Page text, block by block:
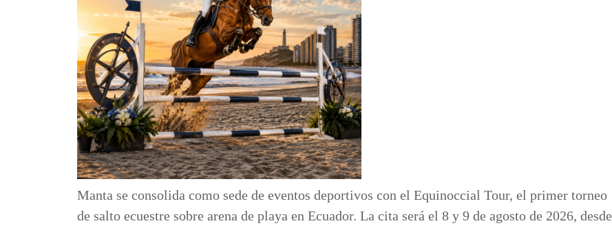
Manta se consolida como sede de eventos deportivos con el Equinoccial Tour, el primer torneo
de salto ecuestre sobre arena de playa en Ecuador. La cita será el 8 y 9 de agosto de 2026, desde